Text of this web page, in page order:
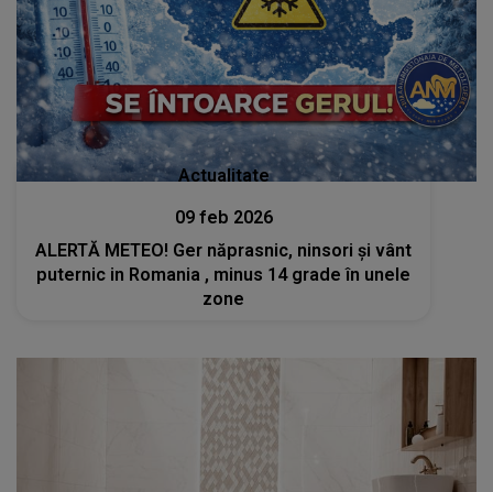
Actualitate
09 feb 2026
ALERTĂ METEO! Ger năprasnic, ninsori și vânt
puternic in Romania , minus 14 grade în unele
zone